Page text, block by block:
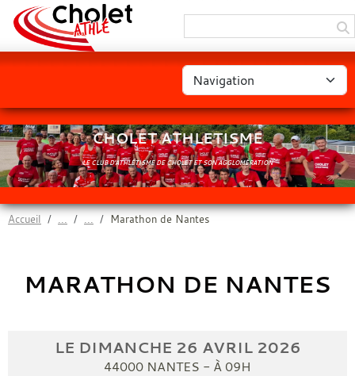
CHOLET ATHLETISME
LE CLUB D'ATHLÉTISME DE CHOLET ET SON AGGLOMÉRATION
Accueil Marathon de Nantes
MARATHON DE NANTES
LE DIMANCHE 26 AVRIL 2026
44000 NANTES - À 09H
Panneau de gestion des cookies